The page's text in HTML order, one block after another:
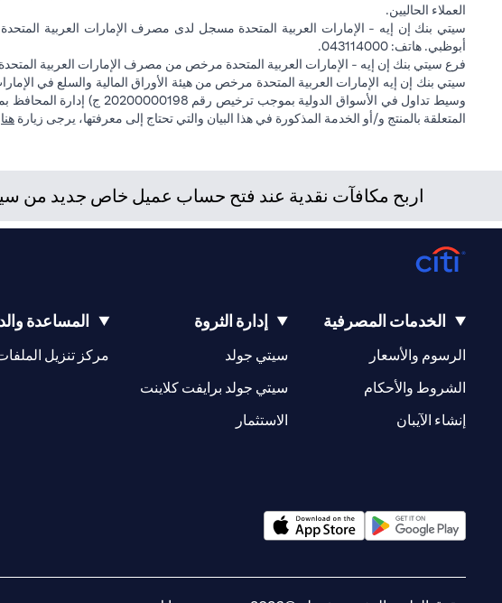
العملاء الحاليين.
أبوظبي. هاتف: 043114000.
فرع سيتي بنك إن إيه - الإمارات العربية المتحدة مرخص من مصرف الإمارات العربية
المتعلقة بالمنتج و/أو الخدمة المذكورة في هذا البيان والتي تحتاج إلى معرفتها، يرجى زيارة هنا
اربح مكافآت نقدية عند فتح حساب عميل خاص جديد من
الخدمات المصرفية
الرسوم والأسعار
الشروط والأحكام
إنشاء الآيبان
إدارة الثروة
سيتي جولد
سيتي جولد برايفت كلاينت
الاستثمار
المساعدة
مركز تنزيل